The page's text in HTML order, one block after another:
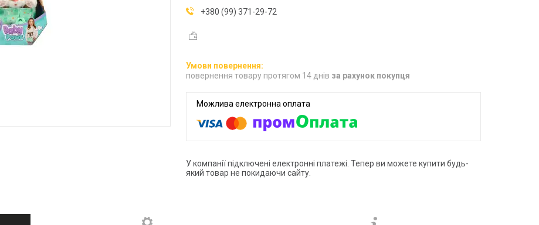
+380 (99) 371-29-72
повернення товару протягом 14 днів за рахунок покупця
У компанії підключені електронні платежі. Тепер ви можете купити будь-
який товар не покидаючи сайту.